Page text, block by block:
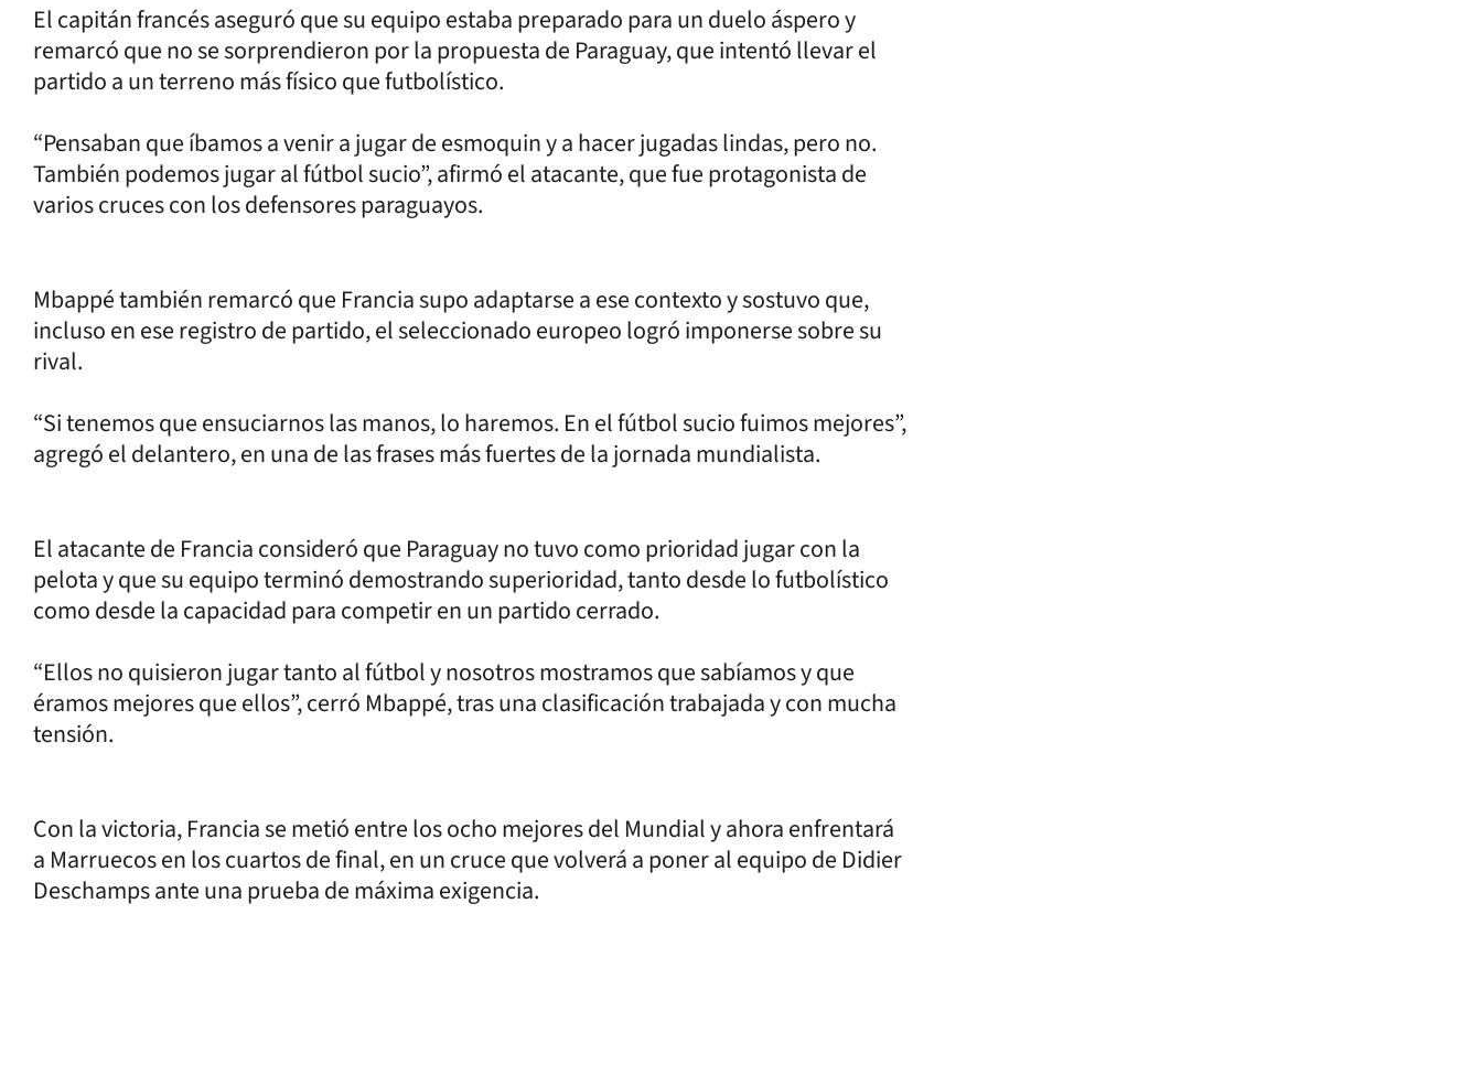
El capitán francés aseguró que su equipo estaba preparado para un duelo áspero y
remarcó que no se sorprendieron por la propuesta de Paraguay, que intentó llevar el
partido a un terreno más físico que futbolístico.
“Pensaban que íbamos a venir a jugar de esmoquin y a hacer jugadas lindas, pero no.
También podemos jugar al fútbol sucio”, afirmó el atacante, que fue protagonista de
varios cruces con los defensores paraguayos.
Mbappé también remarcó que Francia supo adaptarse a ese contexto y sostuvo que,
incluso en ese registro de partido, el seleccionado europeo logró imponerse sobre su
rival.
“Si tenemos que ensuciarnos las manos, lo haremos. En el fútbol sucio fuimos mejores”,
agregó el delantero, en una de las frases más fuertes de la jornada mundialista.
El atacante de Francia consideró que Paraguay no tuvo como prioridad jugar con la
pelota y que su equipo terminó demostrando superioridad, tanto desde lo futbolístico
como desde la capacidad para competir en un partido cerrado.
“Ellos no quisieron jugar tanto al fútbol y nosotros mostramos que sabíamos y que
éramos mejores que ellos”, cerró Mbappé, tras una clasificación trabajada y con mucha
tensión.
Con la victoria, Francia se metió entre los ocho mejores del Mundial y ahora enfrentará
a Marruecos en los cuartos de final, en un cruce que volverá a poner al equipo de Didier
Deschamps ante una prueba de máxima exigencia.